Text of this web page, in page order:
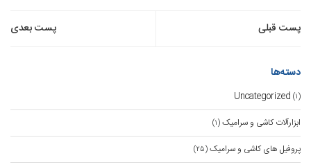
راهبری
نوشته
پست قبلی پست بعدی
دسته‌ها
Uncategorized (۱)
ابزارآلات کاشی و سرامیک(۱)
پروفیل های کاشی و سرامیک(۲۵)